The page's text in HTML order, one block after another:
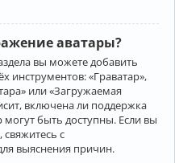
аватары?
вы можете добавить
инструментов: «Граватар»,
или «Загружаемая
включена ли поддержка
могут быть доступны. Если вы
с
выяснения причин.